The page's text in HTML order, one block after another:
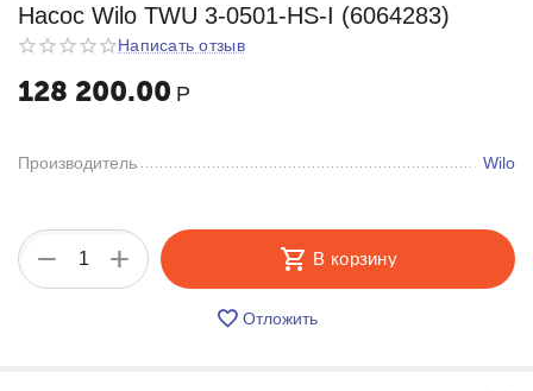
Насос Wilo TWU 3-0501-HS-I (6064283)
Написать отзыв
128 200.00 Р
Производитель Wilo
+
− В корзину
Отложить